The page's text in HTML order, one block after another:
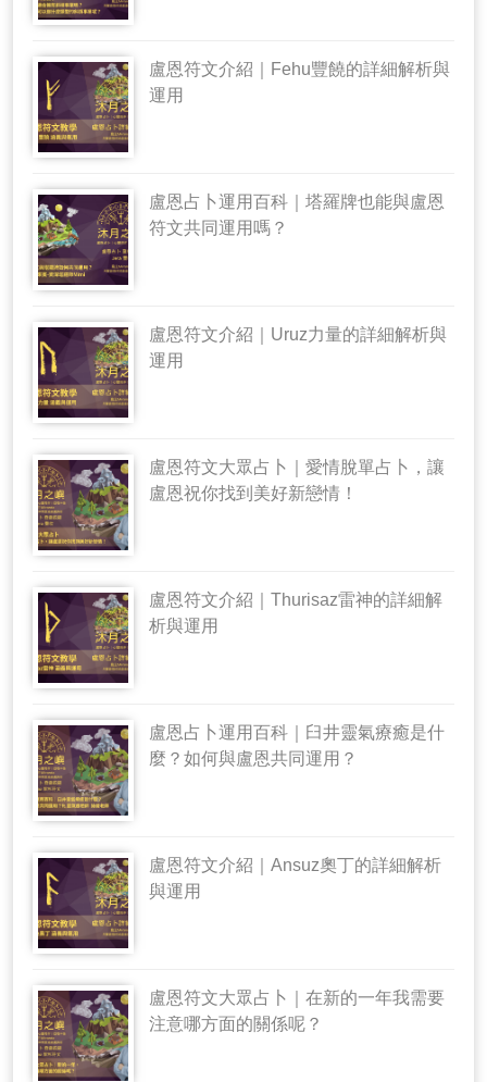
盧恩符文介紹｜Fehu豐饒的詳細解析與
運用
盧恩占卜運用百科｜塔羅牌也能與盧恩
符文共同運用嗎？
盧恩符文介紹｜Uruz力量的詳細解析與
運用
盧恩符文大眾占卜｜愛情脫單占卜，讓
盧恩祝你找到美好新戀情！
盧恩符文介紹｜Thurisaz雷神的詳細解
析與運用
盧恩占卜運用百科｜臼井靈氣療癒是什
麼？如何與盧恩共同運用？
盧恩符文介紹｜Ansuz奧丁的詳細解析
與運用
盧恩符文大眾占卜｜在新的一年我需要
注意哪方面的關係呢？